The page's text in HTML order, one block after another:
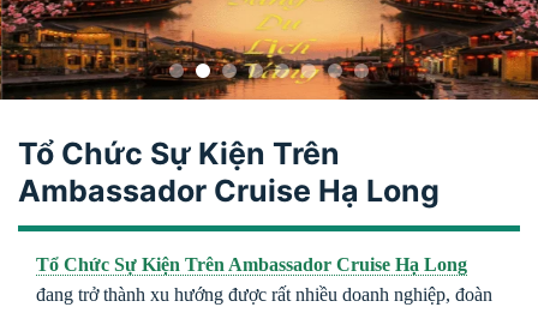
Tổ Chức Sự Kiện Trên
Ambassador Cruise Hạ Long
Tổ Chức Sự Kiện Trên Ambassador Cruise Hạ Long
đang trở thành xu hướng được rất nhiều doanh nghiệp, đoàn